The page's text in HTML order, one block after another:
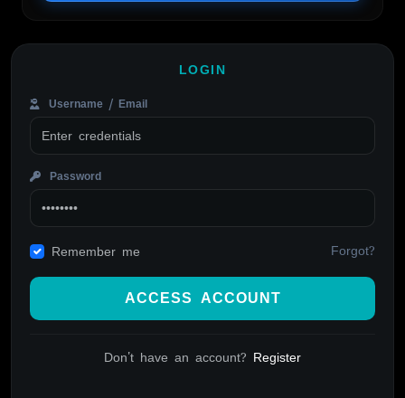
LOGIN
Username / Email
Password
Remember me Forgot?
ACCESS ACCOUNT
Don't have an account? Register